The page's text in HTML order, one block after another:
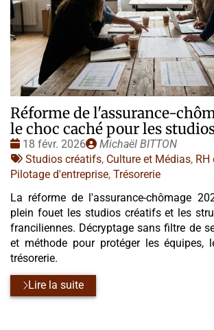
Réforme de l'assurance-
le choc caché pour les
Date
:
18 févr. 2026
Publié
par
Michaël BITTON
Tags
:
Studios créatifs, Culture et Médias, RH
Pilotage d'entreprise, Trésorerie
La réforme de l'assurance-chômage
plein fouet les studios créatifs et les
franciliennes. Décryptage sans filtre de
et méthode pour protéger les équipes,
trésorerie.
Lire la suite